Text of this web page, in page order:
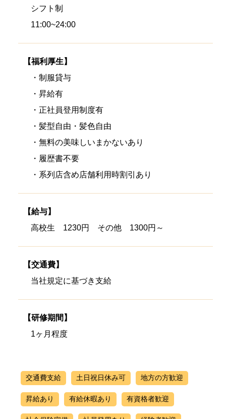
シフト制
11:00~24:00
【福利厚生】
・制服貸与
・昇給有
・正社員登用制度有
・髪型自由・髪色自由
・無料の美味しいまかないあり
・履歴書不要
・系列店含め店舗利用時割引あり
【給与】
高校生 1230円 その他 1300円～
【交通費】
当社規定に基づき支給
【研修期間】
1ヶ月程度
交通費支給 土日祝日休み可 地方の方歓迎
昇給あり 有給休暇あり 有資格者歓迎